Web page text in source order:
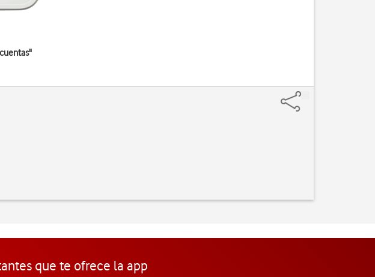
"
que te ofrece la app